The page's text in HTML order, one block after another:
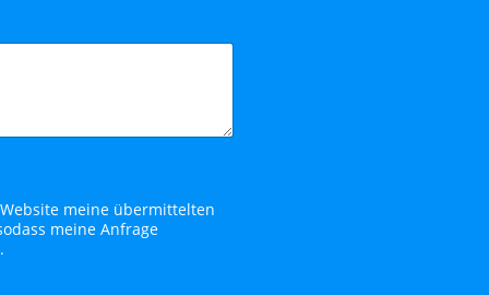
meine übermittelten
meine Anfrage